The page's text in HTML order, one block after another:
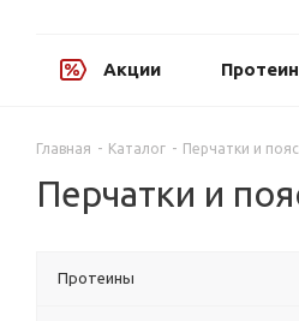
Акции
Главная - Каталог - Перчатки и
Перчатки и
Протеины